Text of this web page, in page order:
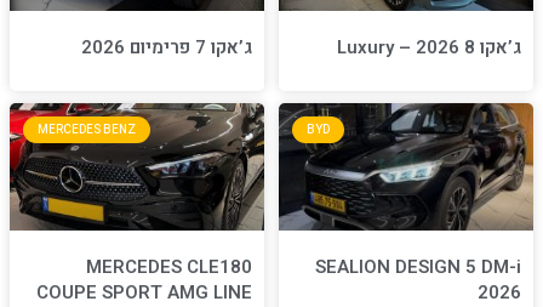
ג’אקו 7 פרימיום 2026
BYD
MERCEDES BENZ
MERCEDES CLE180
COUPE SPORT AMG LINE